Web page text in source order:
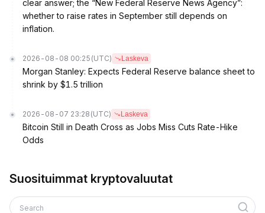
clear answer; the “New Federal Reserve News Agency”:
whether to raise rates in September still depends on
inflation.
2026-08-08 00:25 (UTC) Laskeva
Morgan Stanley: Expects Federal Reserve balance sheet to
shrink by $1.5 trillion
2026-08-07 23:28 (UTC) Laskeva
Bitcoin Still in Death Cross as Jobs Miss Cuts Rate-Hike
Odds
Suosituimmat kryptovaluutat
Search